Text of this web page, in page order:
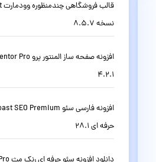
نسخه 8.5.7
4.2.1
حرفه ای 28.1